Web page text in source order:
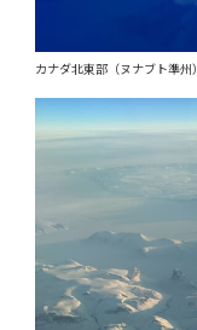
カナダ北東部（ヌナブト準州）